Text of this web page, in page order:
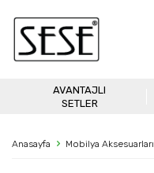
AVANTAJLI
SETLER
Anasayfa Mobilya Aksesuarları